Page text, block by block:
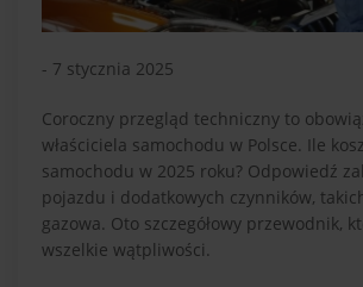
- 7 stycznia 2025
Coroczny przegląd techniczny to
właściciela samochodu w Polsce. Ile
samochodu w 2025 roku? Odpowiedź
pojazdu i dodatkowych czynników,
gazowa. Oto szczegółowy przewodnik,
wszelkie wątpliwości.